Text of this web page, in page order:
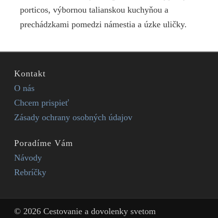
porticos, výbornou talianskou kuchyňou a
prechádzkami pomedzi námestia a úzke uličky.
Kontakt
O nás
Chcem prispieť
Zásady ochrany osobných údajov
Poradíme Vám
Návody
Rebríčky
© 2026 Cestovanie a dovolenky svetom